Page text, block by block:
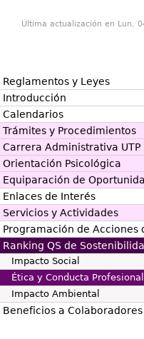
Última actualización en Lun,
Reglamentos y Leyes
Introducción
Calendarios
Trámites y Procedimientos
Carrera Administrativa UTP
Orientación Psicológica
Equiparación de
Enlaces de Interés
Servicios y Actividades
Programación de Acciones
Ranking QS de
Impacto Social
Ética y Conducta Profesional
Impacto Ambiental
Beneficios a Colaboradores